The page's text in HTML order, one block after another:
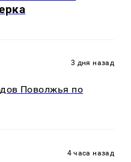
3 дня назад
Поволжья по
4 часа назад